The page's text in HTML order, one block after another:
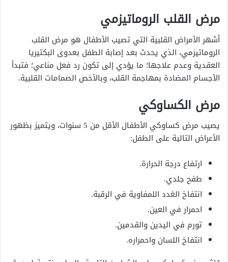
مرض القلب الروماتيزمي
أشهر الأمراض القلبية التي تصيب الأطفال هو مرض القلب
الروماتيزمي، الذي يحدث بعد إصابة الطفل بعدوى البكتيريا
العقدية وعدم علاجها؛ ما يؤدي إلى تكون رد فعل مناعي؛ فتبدأ
الأجسام المضادة بمهاجمة القلب، وبالأخص الصمامات القلبية.
مرض الكساوكي
يصيب مرض كساوكي الأطفال الأقل من 5 سنوات، ويتميز بظهور
الأعراض التالية على الطفل:
ارتفاع درجة الحرارة.
طفح جلدي.
انتفاخ الغدد اللمفاوية في الرقبة.
احمرار في العين.
تورم في اليدين والقدمين.
انتفاخ اللسان واحمراره.